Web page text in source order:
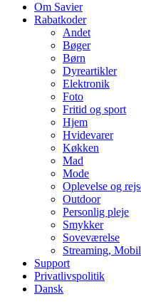
Om Savier
Rabatkoder
Andet
Bøger
Børn
Dyreartikler
Elektronik
Foto
Fritid og sport
Hjem
Hvidevarer
Køkken
Mad
Mode
Oplevelse og
Outdoor
Personlig pleje
Smykker
Soveværelse
Streaming,
Support
Privatlivspolitik
Dansk